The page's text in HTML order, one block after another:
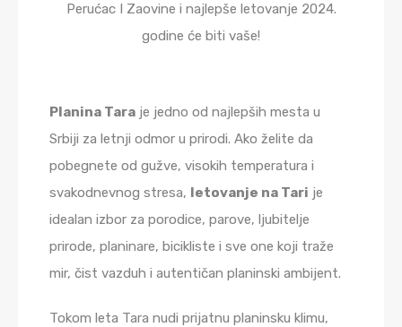
Perućac I Zaovine i najlepše letovanje 2024.
godine će biti vaše!
Planina Tara je jedno od najlepših mesta u
Srbiji za letnji odmor u prirodi. Ako želite da
pobegnete od gužve, visokih temperatura i
svakodnevnog stresa, letovanje na Tari je
idealan izbor za porodice, parove, ljubitelje
prirode, planinare, bicikliste i sve one koji traže
mir, čist vazduh i autentičan planinski ambijent.
Tokom leta Tara nudi prijatnu planinsku klimu,